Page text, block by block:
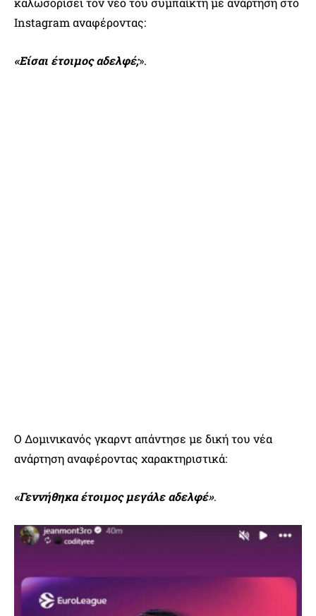
Instagram αναφέροντας:
«Είσαι έτοιμος αδελφέ;».
Ο Δομινικανός γκαρντ απάντησε με δική του νέα
ανάρτηση αναφέροντας χαρακτηριστικά:
«Γεννήθηκα έτοιμος μεγάλε αδελφέ».